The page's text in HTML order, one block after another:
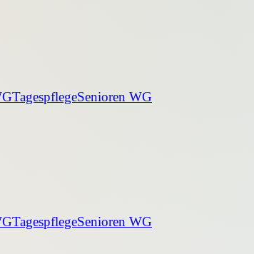
TagespflegeSenioren WG
TagespflegeSenioren WG